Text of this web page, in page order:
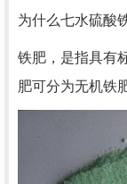
为什么七水硫酸
铁肥，是指具有
肥可分为无机铁